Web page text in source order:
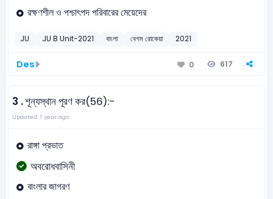
রক্ষণশীল ও পশ্চাৎপদ পরিবারের মেয়েদের
JU JU B Unit-2021 বাংলা বেগম রোকেয়া 2021
Des 0 617
3 .শূন্যস্থান পূরণ কর(56):-
Updated: 1 year ago
রাঙ্গা প্রভাত
অবরোধবাসিনী
বাংলার জাগরণ